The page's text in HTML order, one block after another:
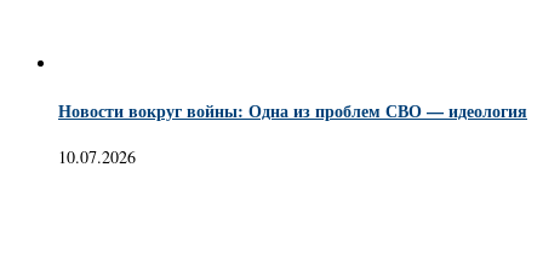
Новости вокруг войны: Одна из проблем СВО — идеология
10.07.2026